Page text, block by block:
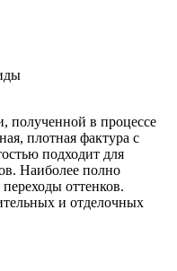
полученной в процессе
плотная фактура с
подходит для
Наиболее полно
переходы оттенков.
и отделочных